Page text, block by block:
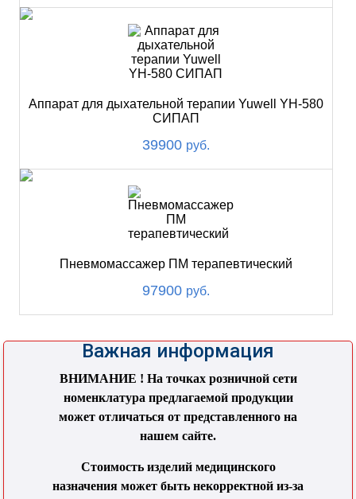
Аппарат для дыхательной терапии Yuwell YH-580
СИПАП
39900 руб.
Пневмомассажер ПМ терапевтический
97900 руб.
Важная информация
ВНИМАНИЕ ! На точках розничной сети
номенклатура предлагаемой продукции
может отличаться от представленного на
нашем сайте.
Стоимость изделий медицинского
назначения может быть некорректной из-за